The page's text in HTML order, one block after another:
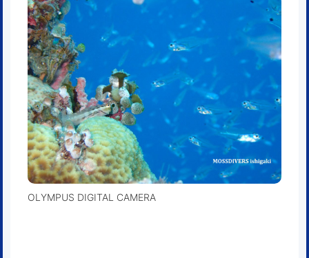
OLYMPUS DIGITAL CAMERA